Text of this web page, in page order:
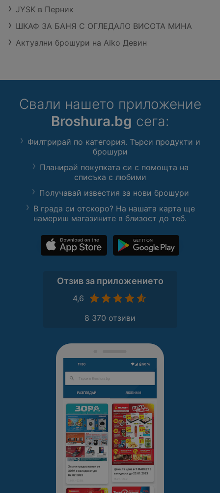
JYSK в Перник
ШКАФ ЗА БАНЯ С ОГЛЕДАЛО ВИСОТА МИНА
Актуални брошури на Aiko Девин
Свали нашето приложение
Broshura.bg сега:
Филтрирай по категория. Търси продукти и
брошури
Планирай покупката си с помощта на
списъка с любими
Получавай известия за нови брошури
В града си отскоро? На нашата карта ще
намериш магазините в близост до теб.
Отзив за приложението
4,6
8 370 отзиви